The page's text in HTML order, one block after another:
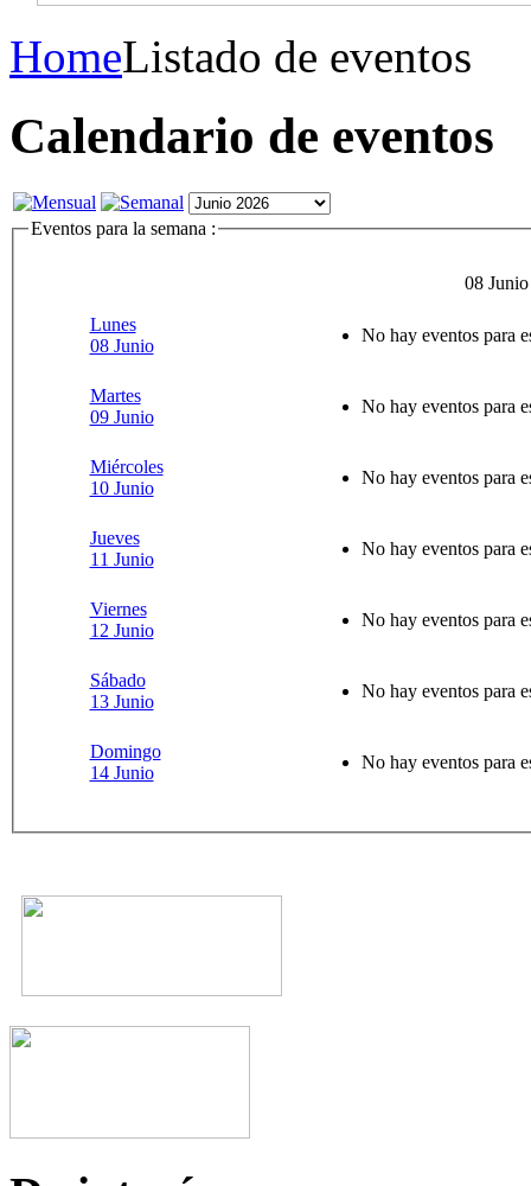
HomeListado de eventos
Calendario de eventos
Eventos para la semana :
08
Lunes
08 Junio
No hay eventos para
Martes
09 Junio
No hay eventos para
Miércoles
10 Junio
No hay eventos para
Jueves
11 Junio
No hay eventos para
Viernes
12 Junio
No hay eventos para
Sábado
13 Junio
No hay eventos para
Domingo
14 Junio
No hay eventos para